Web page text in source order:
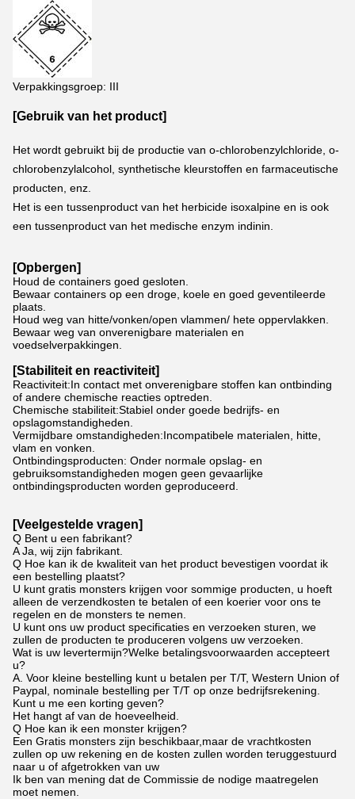
Verpakkingsgroep: III
[Gebruik van het product]
Het wordt gebruikt bij de productie van o-chlorobenzylchloride, o-
chlorobenzylalcohol, synthetische kleurstoffen en farmaceutische
producten, enz.
Het is een tussenproduct van het herbicide isoxalpine en is ook
een tussenproduct van het medische enzym indinin.
[Opbergen]
Houd de containers goed gesloten.
Bewaar containers op een droge, koele en goed geventileerde
plaats.
Houd weg van hitte/vonken/open vlammen/ hete oppervlakken.
Bewaar weg van onverenigbare materialen en
voedselverpakkingen.
[Stabiliteit en reactiviteit]
Reactiviteit:In contact met onverenigbare stoffen kan ontbinding
of andere chemische reacties optreden.
Chemische stabiliteit:Stabiel onder goede bedrijfs- en
opslagomstandigheden.
Vermijdbare omstandigheden:Incompatibele materialen, hitte,
vlam en vonken.
Ontbindingsproducten: Onder normale opslag- en
gebruiksomstandigheden mogen geen gevaarlijke
ontbindingsproducten worden geproduceerd.
[Veelgestelde vragen]
Q Bent u een fabrikant?
A Ja, wij zijn fabrikant.
Q Hoe kan ik de kwaliteit van het product bevestigen voordat ik
een bestelling plaatst?
U kunt gratis monsters krijgen voor sommige producten, u hoeft
alleen de verzendkosten te betalen of een koerier voor ons te
regelen en de monsters te nemen.
U kunt ons uw product specificaties en verzoeken sturen, we
zullen de producten te produceren volgens uw verzoeken.
Wat is uw levertermijn?Welke betalingsvoorwaarden accepteert
u?
A. Voor kleine bestelling kunt u betalen per T/T, Western Union of
Paypal, nominale bestelling per T/T op onze bedrijfsrekening.
Kunt u me een korting geven?
Het hangt af van de hoeveelheid.
Q Hoe kan ik een monster krijgen?
Een Gratis monsters zijn beschikbaar,maar de vrachtkosten
zullen op uw rekening en de kosten zullen worden teruggestuurd
naar u of afgetrokken van uw
Ik ben van mening dat de Commissie de nodige maatregelen
moet nemen.